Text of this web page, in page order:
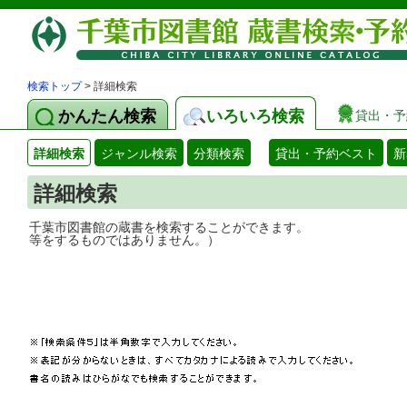
検索トップ> 詳細検索
かんたん検索 いろいろ検索 貸出・
詳細検索 ジャンル検索 分類検索 貸出・予約ベスト
詳細検索
千葉市図書館の蔵書を検索することがで
等をするものではありません。）